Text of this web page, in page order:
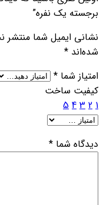
برجسته یک نفره”
نشانی ایمیل شما منتشر
شده‌اند *
امتیاز شما *
کیفیت ساخت
1
2
3
4
5
دیدگاه شما *